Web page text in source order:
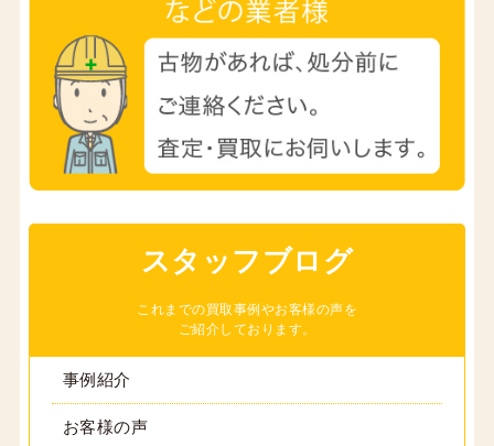
スタッフブログ
これまでの買取事例やお客様の声を
ご紹介しております。
事例紹介
お客様の声